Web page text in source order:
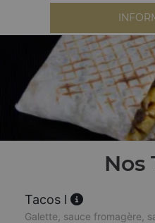
Nos
Tacos l
Galette, sauce fromagère,